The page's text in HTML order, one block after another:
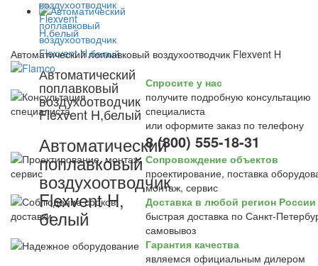
Автоматический
поплавковый
воздухоотводчик
Flexvent H,белый
Автоматический
поплавковый
воздухоотводчик
Flexvent H,
белый
Автоматический поплавковый воздухоотводчик Flexvent H
Спросите у нас
получите подробную консультацию
специалиста
или оформите заказ по телефону
8 (800) 555-18-31
Сопровождение объектов
проектирование, поставка
монтаж, сервис
Доставка в любой регион России
быстрая доставка по Санкт-
самовывоз
Гарантия качества
являемся официальным дилером